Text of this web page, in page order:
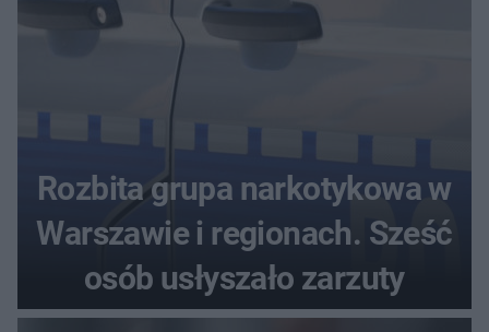
Rozbita grupa narkotykowa w
Warszawie i regionach. Sześć
osób usłyszało zarzuty